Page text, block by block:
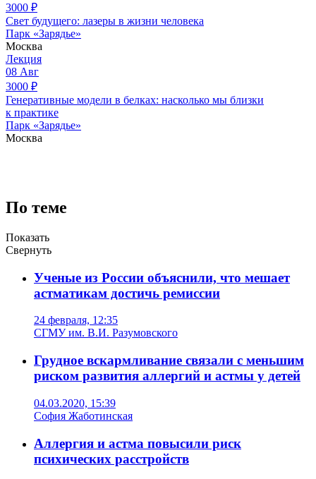
3000 ₽
Свет будущего: лазеры в жизни человека
Парк «Зарядье»
Москва
Лекция
08 Авг
3000 ₽
Генеративные модели в белках: насколько мы близки
к практике
Парк «Зарядье»
Москва
По теме
Показать
Свернуть
Ученые из России объяснили, что мешает
астматикам достичь ремиссии
24 февраля, 12:35
СГМУ им. В.И. Разумовского
Грудное вскармливание связали с меньшим
риском развития аллергий и астмы у детей
04.03.2020, 15:39
София Жаботинская
Аллергия и астма повысили риск
психических расстройств